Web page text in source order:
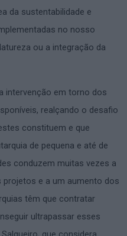
da sustentabilidade e
no nosso
ou a integração da
intervenção em torno dos
realçando o desafio
constituem e que
de pequena e até de
conduzem muitas vezes a
e a um aumento dos
têm que contratar
ultrapassar esses